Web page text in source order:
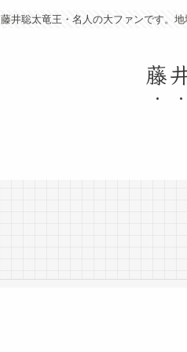
藤井聡太竜王・名人の大ファンです。
藤